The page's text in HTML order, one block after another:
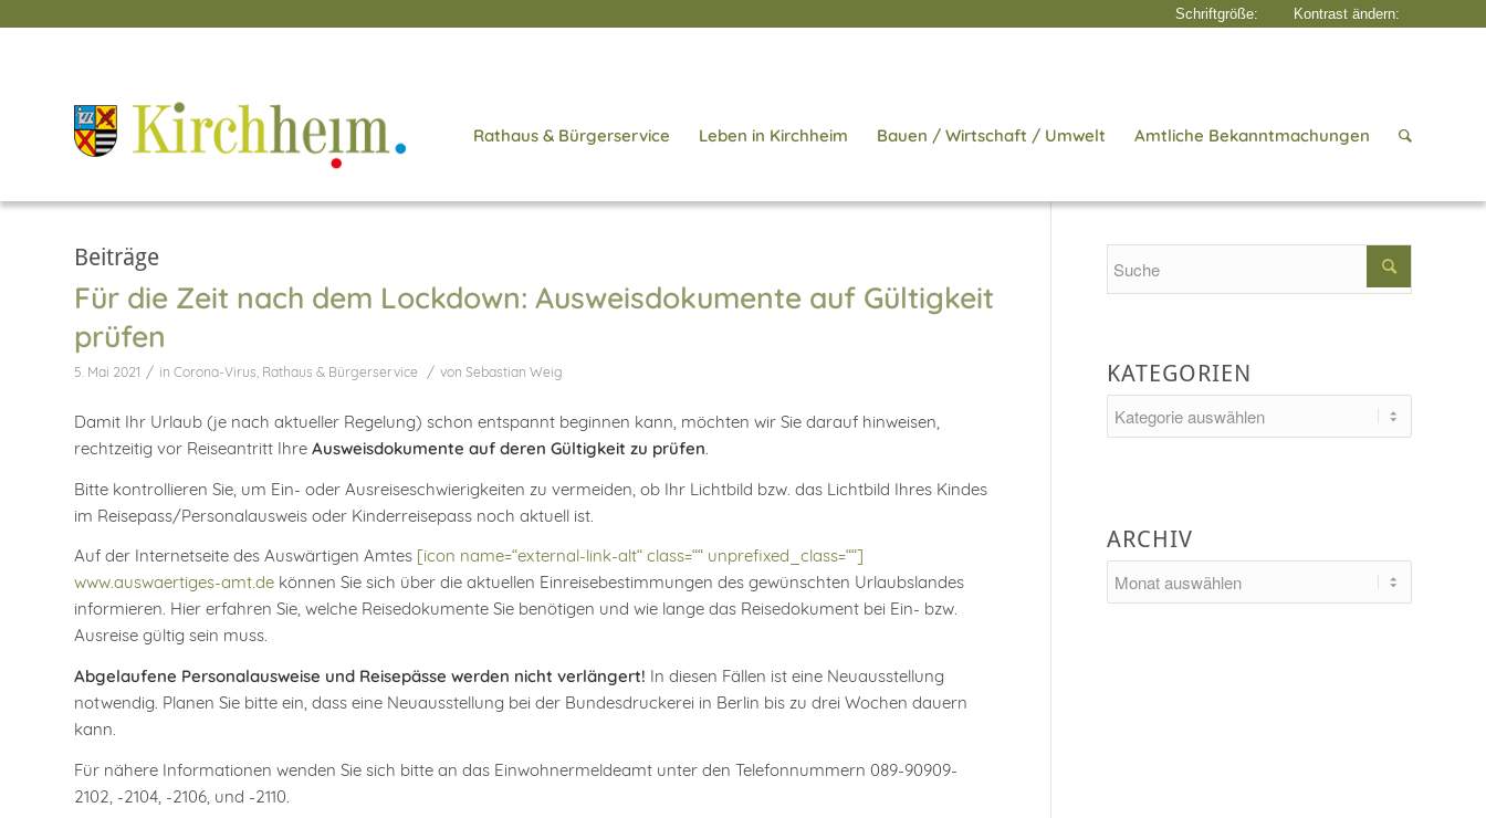
Rathaus & Bürgerservice Leben in Kirchheim Bauen / Wirtschaft / Umwelt Amtliche Bekanntmachungen
Beiträge
Für die Zeit nach dem Lockdown: Ausweisdokumente auf Gültigkeit
prüfen
5. Mai 2021 / in Corona-Virus, Rathaus & Bürgerservice / von Sebastian Weig
Damit Ihr Urlaub (je nach aktueller Regelung) schon entspannt beginnen kann, möchten wir Sie darauf hinweisen,
rechtzeitig vor Reiseantritt Ihre Ausweisdokumente auf deren Gültigkeit zu prüfen
Bitte kontrollieren Sie, um Ein- oder Ausreiseschwierigkeiten zu vermeiden, ob Ihr Lichtbild bzw. das Lichtbild Ihres Kindes
im Reisepass/Personalausweis oder Kinderreisepass noch aktuell ist.
Auf der Internetseite des Auswärtigen Amtes [icon name=“external-link-alt“ class=““ unprefixed_class=““]
www.auswaertiges-amt.de können Sie sich über die aktuellen Einreisebestimmungen des gewünschten Urlaubslandes
informieren. Hier erfahren Sie, welche Reisedokumente Sie benötigen und wie lange das Reisedokument bei Ein- bzw.
Ausreise gültig sein muss.
Abgelaufene Personalausweise und Reisepässe werden nicht verlängert! In diesen Fällen ist eine Neuausstellung
notwendig. Planen Sie bitte ein, dass eine Neuausstellung bei der Bundesdruckerei in Berlin bis zu drei Wochen dauern
kann.
Für nähere Informationen wenden Sie sich bitte an das Einwohnermeldeamt unter den Telefonnummern 089-90909-
2102, -2104, -2106, und -2110.
KATEGORIEN
ARCHIV